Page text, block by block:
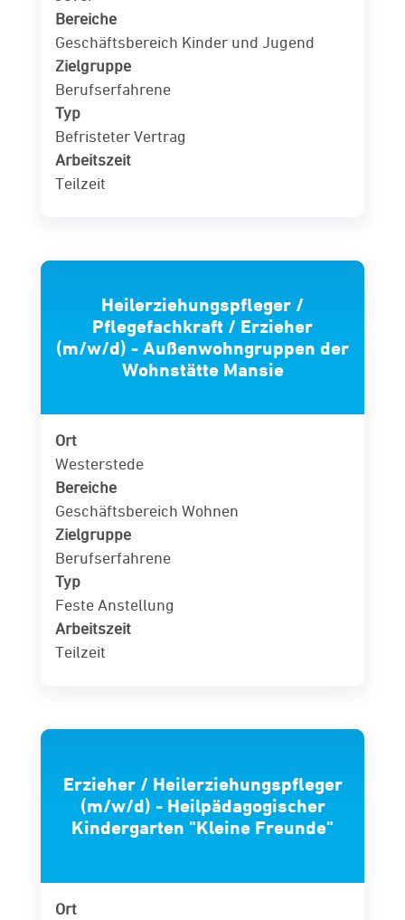
Bereiche
Geschäftsbereich Kinder und Jugend
Zielgruppe
Berufserfahrene
Typ
Befristeter Vertrag
Arbeitszeit
Teilzeit
Heilerziehungspfleger /
Pflegefachkraft / Erzieher
(m/w/d) - Außenwohngruppen der
Wohnstätte Mansie
Ort
Westerstede
Bereiche
Geschäftsbereich Wohnen
Zielgruppe
Berufserfahrene
Typ
Feste Anstellung
Arbeitszeit
Teilzeit
Erzieher / Heilerziehungspfleger
(m/w/d) - Heilpädagogischer
Kindergarten "Kleine Freunde"
Ort